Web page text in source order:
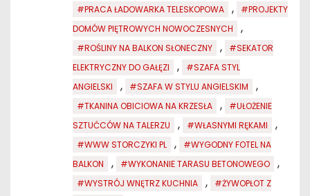
#PRACA ŁADOWARKA TELESKOPOWA ,
#PROJEKTY
DOMÓW PIĘTROWYCH NOWOCZESNYCH
,
#ROŚLINY NA BALKON SŁONECZNY ,
#SEKATOR
ELEKTRYCZNY DO GAŁĘZI
,
#SZAFA STYL
ANGIELSKI
, #SZAFA W STYLU ANGIELSKIM ,
#TKANINA OBICIOWA NA KRZESŁA ,
#UŁOŻENIE
SZTUĆCÓW NA TALERZU
, #WŁASNYMI RĘKAMI ,
#WWW STORCZYKI PL ,
#WYGODNY FOTEL NA
BALKON
, #WYKONANIE TARASU BETONOWEGO ,
#WYSTRÓJ WNĘTRZ KUCHNIA ,
#ŻYWOPŁOT Z